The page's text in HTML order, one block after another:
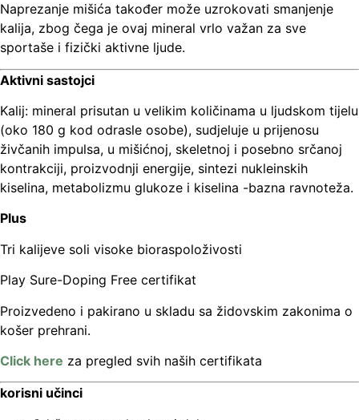
Naprezanje mišića također može uzrokovati smanjenje
kalija, zbog čega je ovaj mineral vrlo važan za sve
sportaše i fizički aktivne ljude.
Aktivni sastojci
Kalij: mineral prisutan u velikim količinama u ljudskom tijelu
(oko 180 g kod odrasle osobe), sudjeluje u prijenosu
živčanih impulsa, u mišićnoj, skeletnoj i posebno srčanoj
kontrakciji, proizvodnji energije, sintezi nukleinskih
kiselina, metabolizmu glukoze i kiselina -bazna ravnoteža.
Plus
Tri kalijeve soli visoke bioraspoloživosti
Play Sure-Doping Free certifikat
Proizvedeno i pakirano u skladu sa židovskim zakonima o
košer prehrani.
Click here za pregled svih naših certifikata
korisni učinci